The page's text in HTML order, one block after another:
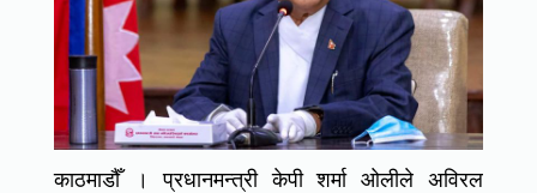
काठमाडौँ । प्रधानमन्त्री केपी शर्मा ओलीले अविरल